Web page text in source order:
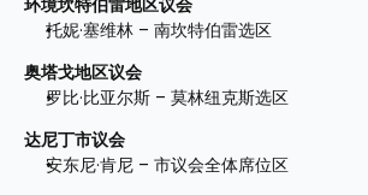
环境坎特伯雷地区议会
托妮·塞维林 – 南坎特伯雷选区
奥塔戈地区议会
罗比·比亚尔斯 – 莫林纽克斯选区
达尼丁市议会
安东尼·肯尼 – 市议会全体席位区